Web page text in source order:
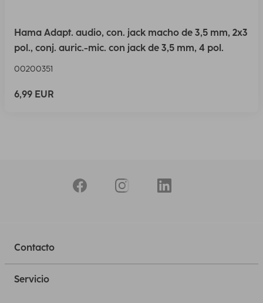
Hama Adapt. audio, con. jack macho de 3,5 mm, 2x3
pol., conj. auric.-mic. con jack de 3,5 mm, 4 pol.
00200351
6,99 EUR
Contacto
Servicio